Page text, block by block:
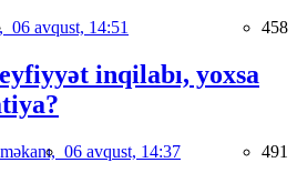
06 avqust, 14:51 458
inqilabı, yoxsa
06 avqust, 14:37 491